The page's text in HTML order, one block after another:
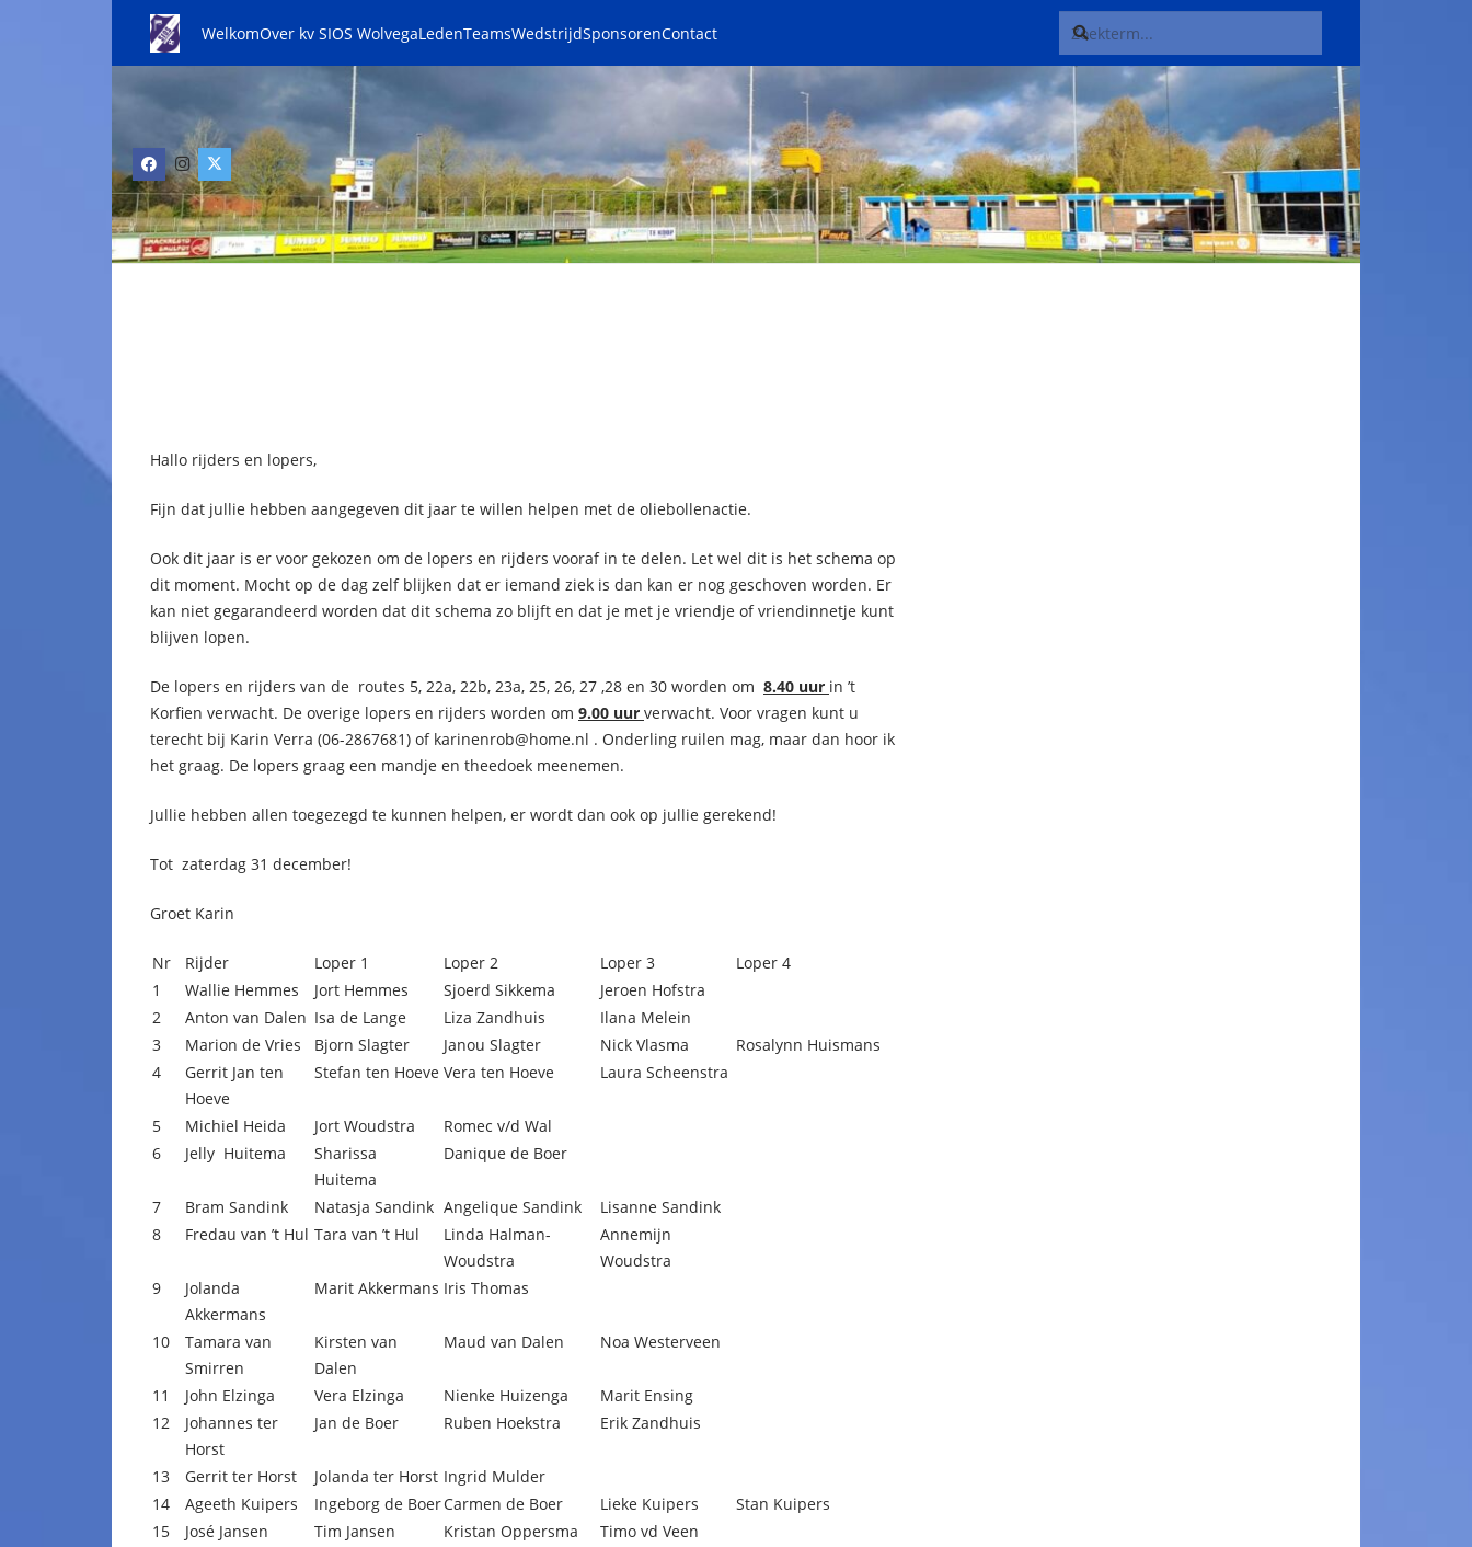
WelkomOver kv SIOS WolvegaLedenTeamsWedstrijdSponsorenContact
Hallo rijders en lopers,
Fijn dat jullie hebben aangegeven dit jaar te willen helpen met de oliebollenactie.
Ook dit jaar is er voor gekozen om de lopers en rijders vooraf in te delen. Let wel dit is het schema op
dit moment. Mocht op de dag zelf blijken dat er iemand ziek is dan kan er nog geschoven worden. Er
kan niet gegarandeerd worden dat dit schema zo blijft en dat je met je vriendje of vriendinnetje kunt
blijven lopen.
De lopers en rijders van de routes 5, 22a, 22b, 23a, 25, 26, 27 ,28 en 30 worden om 8.40 uur in ’t
Korfien verwacht. De overige lopers en rijders worden om 9.00 uur verwacht. Voor vragen kunt u
terecht bij Karin Verra (06-2867681) of karinenrob@home.nl . Onderling ruilen mag, maar dan hoor ik
het graag. De lopers graag een mandje en theedoek meenemen.
Jullie hebben allen toegezegd te kunnen helpen, er wordt dan ook op jullie gerekend!
Tot zaterdag 31 december!
Groet Karin
Nr Rijder Loper 1 Loper 2 Loper 3
Loper 4
1
Wallie Hemmes Jort Hemmes Sjoerd Sikkema
Jeroen Hofstra
2
Anton van Dalen Isa de Lange Liza Zandhuis
Ilana Melein
3
Marion de Vries Bjorn Slagter Janou Slagter Nick Vlasma
Rosalynn Huismans
4
Gerrit Jan ten
Hoeve
Stefan ten Hoeve Vera ten Hoeve Laura Scheenstra
5 Michiel Heida Jort Woudstra
Romec v/d Wal
6
Jelly Huitema
Sharissa
Huitema
Danique de Boer
7 Bram Sandink Natasja Sandink Angelique Sandink
Lisanne Sandink
8
Fredau van ’t Hul Tara van ’t Hul
Linda Halman-
Woudstra
Annemijn
Woudstra
9
Jolanda
Akkermans
Marit Akkermans Iris Thomas
10
Tamara van
Smirren
Kirsten van
Dalen
Maud van Dalen Noa Westerveen
11 John Elzinga Vera Elzinga Nienke Huizenga
Marit Ensing
12
Johannes ter
Horst
Jan de Boer Ruben Hoekstra Erik Zandhuis
13 Gerrit ter Horst Jolanda ter Horst Ingrid Mulder
14
Ageeth Kuipers Ingeborg de BoerCarmen de Boer Lieke Kuipers
Stan Kuipers
15
José Jansen Tim Jansen Kristan Oppersma
Timo vd Veen